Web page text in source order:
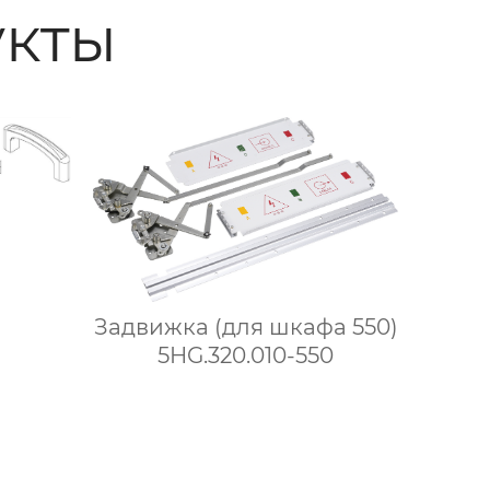
Задвижка (для шкафа 550)
5HG.320.010-550